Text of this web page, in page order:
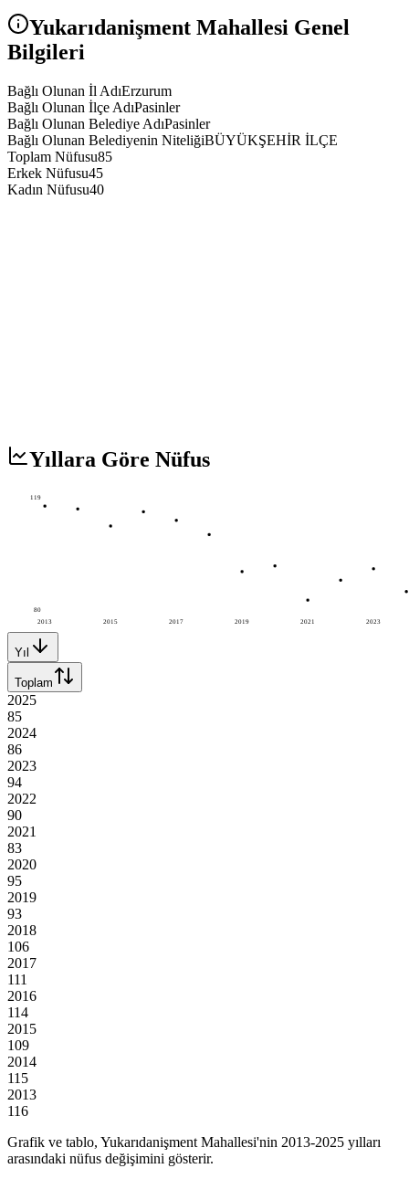
Yukarıdanişment Mahallesi Genel
Bilgileri
Bağlı Olunan İl AdıErzurum
Bağlı Olunan İlçe AdıPasinler
Bağlı Olunan Belediye AdıPasinler
Bağlı Olunan Belediyenin NiteliğiBÜYÜKŞEHİR İLÇE
Toplam Nüfusu85
Erkek Nüfusu45
Kadın Nüfusu40
Yıllara Göre Nüfus
2013 2015 2017 2019 2021 2023
119
80
Yıl
Toplam
2025
85
2024
86
2023
94
2022
90
2021
83
2020
95
2019
93
2018
106
2017
111
2016
114
2015
109
2014
115
2013
116
Grafik ve tablo, Yukarıdanişment Mahallesi'nin 2013-2025 yılları
arasındaki nüfus değişimini gösterir.